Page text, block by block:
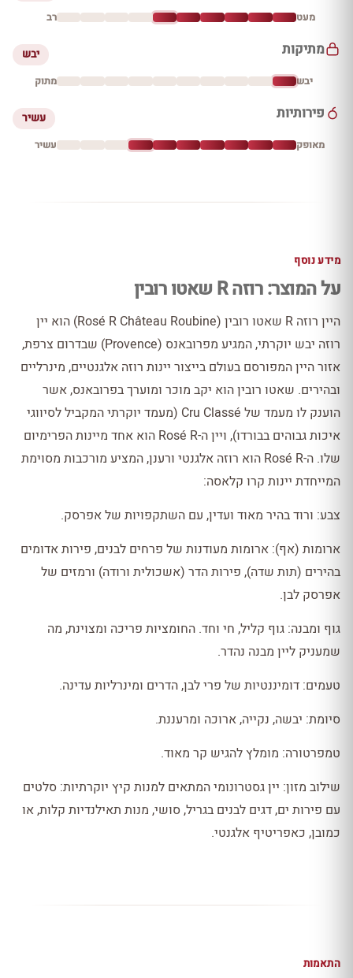
מעט רב
מתיקות יבש
יבש מתוק
פירותיות עשיר
מאופק עשיר
מידע נוסף
על המוצר: רוזה R שאטו רובין
היין רוזה R שאטו רובין (Rosé R Château Roubine) הוא יין
רוזה יבש יוקרתי, המגיע מפרובאנס (Provence) שבדרום צרפת,
אזור היין המפורסם בעולם בייצור יינות רוזה אלגנטיים, מינרליים
ובהירים. שאטו רובין הוא יקב מוכר ומוערך בפרובאנס, אשר
הוענק לו מעמד של Cru Classé (מעמד יוקרתי המקביל לסיווגי
איכות גבוהים בבורדו), ויין ה-Rosé R הוא אחד מיינות הפרימיום
שלו. ה-Rosé R הוא רוזה אלגנטי ורענן, המציע מורכבות מסוימת
המייחדת יינות קרו קלאסה:
צבע: ורוד בהיר מאוד ועדין, עם השתקפויות של אפרסק.
ארומות (אף): ארומות מעודנות של פרחים לבנים, פירות אדומים
בהירים (תות שדה), פירות הדר (אשכולית ורודה) ורמזים של
אפרסק לבן.
גוף ומבנה: גוף קליל, חי וחד. החומציות פריכה ומצוינת, מה
שמעניק ליין מבנה נהדר.
טעמים: דומיננטיות של פרי לבן, הדרים ומינרליות עדינה.
סיומת: יבשה, נקייה, ארוכה ומרעננת.
טמפרטורה: מומלץ להגיש קר מאוד.
שילוב מזון: יין גסטרונומי המתאים למנות קיץ יוקרתיות: סלטים
עם פירות ים, דגים לבנים בגריל, סושי, מנות תאילנדיות קלות, או
כמובן, כאפריטיף אלגנטי.
התאמות